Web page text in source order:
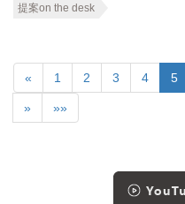
提案on the desk
« 1 2 3 4 5
» »»